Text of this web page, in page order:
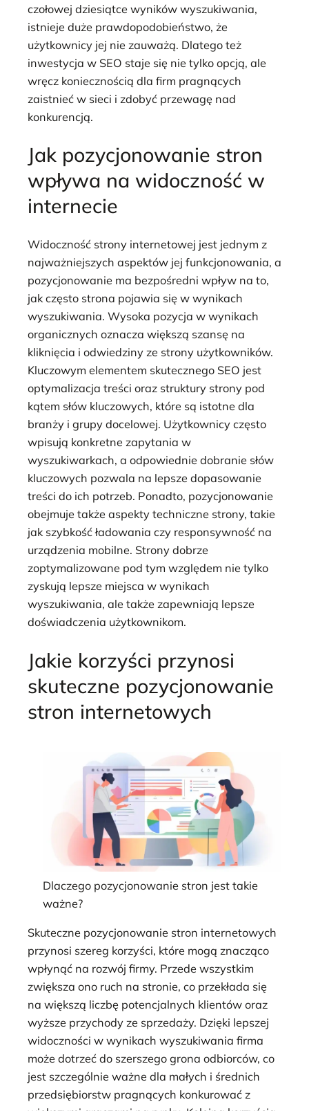
czołowej dziesiątce wyników wyszukiwania,
istnieje duże prawdopodobieństwo, że
użytkownicy jej nie zauważą. Dlatego też
inwestycja w SEO staje się nie tylko opcją, ale
wręcz koniecznością dla firm pragnących
zaistnieć w sieci i zdobyć przewagę nad
konkurencją.
Jak pozycjonowanie stron
wpływa na widoczność w
internecie
Widoczność strony internetowej jest jednym z
najważniejszych aspektów jej funkcjonowania, a
pozycjonowanie ma bezpośredni wpływ na to,
jak często strona pojawia się w wynikach
wyszukiwania. Wysoka pozycja w wynikach
organicznych oznacza większą szansę na
kliknięcia i odwiedziny ze strony użytkowników.
Kluczowym elementem skutecznego SEO jest
optymalizacja treści oraz struktury strony pod
kątem słów kluczowych, które są istotne dla
branży i grupy docelowej. Użytkownicy często
wpisują konkretne zapytania w
wyszukiwarkach, a odpowiednie dobranie słów
kluczowych pozwala na lepsze dopasowanie
treści do ich potrzeb. Ponadto, pozycjonowanie
obejmuje także aspekty techniczne strony, takie
jak szybkość ładowania czy responsywność na
urządzenia mobilne. Strony dobrze
zoptymalizowane pod tym względem nie tylko
zyskują lepsze miejsca w wynikach
wyszukiwania, ale także zapewniają lepsze
doświadczenia użytkownikom.
Jakie korzyści przynosi
skuteczne pozycjonowanie
stron internetowych
Dlaczego pozycjonowanie stron jest takie
ważne?
Skuteczne pozycjonowanie stron internetowych
przynosi szereg korzyści, które mogą znacząco
wpłynąć na rozwój firmy. Przede wszystkim
zwiększa ono ruch na stronie, co przekłada się
na większą liczbę potencjalnych klientów oraz
wyższe przychody ze sprzedaży. Dzięki lepszej
widoczności w wynikach wyszukiwania firma
może dotrzeć do szerszego grona odbiorców, co
jest szczególnie ważne dla małych i średnich
przedsiębiorstw pragnących konkurować z